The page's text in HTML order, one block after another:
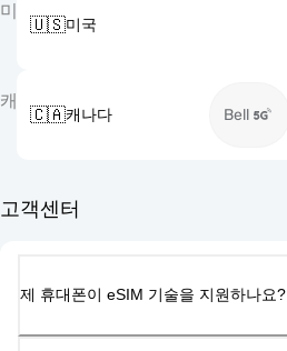
미
🇺🇸미국
캐
🇨🇦캐나다 Bell
고객센터
제 휴대폰이 eSIM 기술을 지원하나요?